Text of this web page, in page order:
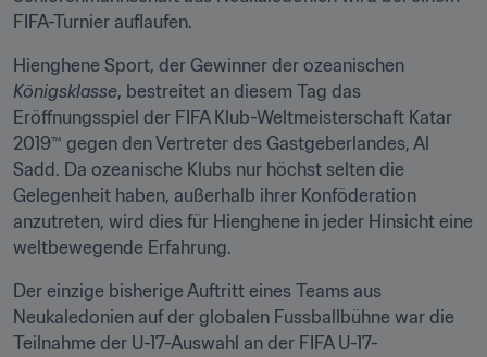
FIFA-Turnier auflaufen.
Königsklasse, bestreitet an diesem Tag das
Eröffnungsspiel der FIFA Klub-Weltmeisterschaft Katar
2019™ gegen den Vertreter des Gastgeberlandes, Al
Sadd. Da ozeanische Klubs nur höchst selten die
Gelegenheit haben, außerhalb ihrer Konföderation
anzutreten, wird dies für Hienghene in jeder Hinsicht eine
weltbewegende Erfahrung.
Der einzige bisherige Auftritt eines Teams aus
Neukaledonien auf der globalen Fussballbühne war die
Teilnahme der U-17-Auswahl an der FIFA U-17-